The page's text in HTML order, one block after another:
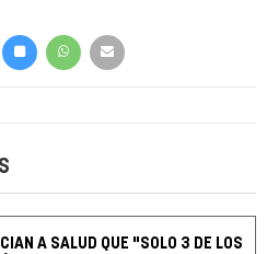
A SALUD QUE "SOLO 3 DE LOS